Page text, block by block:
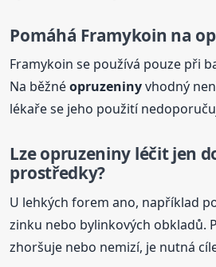
Pomáhá Framykoin na
Framykoin se používá pouze při
Na běžnéopruzeninyvhodný
lékaře se jeho použití
Lzeopruzeniny léčit jen
prostředky?
U lehkých forem ano, například
zinku nebo bylinkových obkladů.
zhoršuje nebo nemizí, je nutná